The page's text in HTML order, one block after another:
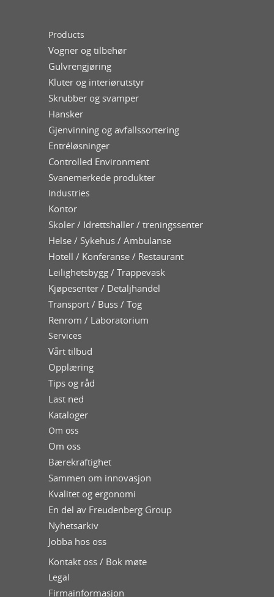
Products
Vogner og tilbehør
Gulvrengjøring
Kluter og interiørutstyr
Skrubber og svamper
Hansker
Gjenvinning og avfallssortering
Entréløsninger
Controlled Environment
Svanemerkede produkter
Industries
Kontor
Skoler / Idrettshaller / treningssenter
Helse / Sykehus / Ambulanse
Hotell / Konferanse / Restaurant
Leilighetsbygg / Trappevask
Kjøpesenter / Detaljhandel
Transport / Buss / Tog
Renrom / Laboratorium
Services
Vårt tilbud
Opplæring
Tips og råd
Last ned
Kataloger
Om oss
Om oss
Bærekraftighet
Sammen om innovasjon
Kvalitet og ergonomi
En del av Freudenberg Group
Nyhetsarkiv
Jobba hos oss
Kontakt oss / Bok møte
Legal
Firmainformasjon